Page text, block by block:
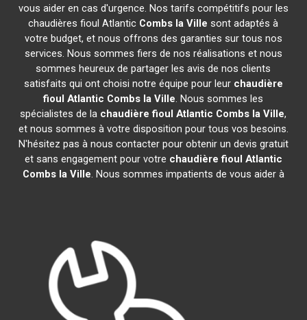
vous aider en cas d'urgence. Nos tarifs compétitifs pour les
chaudières fioul Atlantic Combs la Ville sont adaptés à
votre budget, et nous offrons des garanties sur tous nos
services. Nous sommes fiers de nos réalisations et nous
sommes heureux de partager les avis de nos clients
satisfaits qui ont choisi notre équipe pour leur chaudière
fioul Atlantic Combs la Ville. Nous sommes les
spécialistes de la chaudière fioul Atlantic Combs la Ville,
et nous sommes à votre disposition pour tous vos besoins.
N'hésitez pas à nous contacter pour obtenir un devis gratuit
et sans engagement pour votre chaudière fioul Atlantic
Combs la Ville. Nous sommes impatients de vous aider à